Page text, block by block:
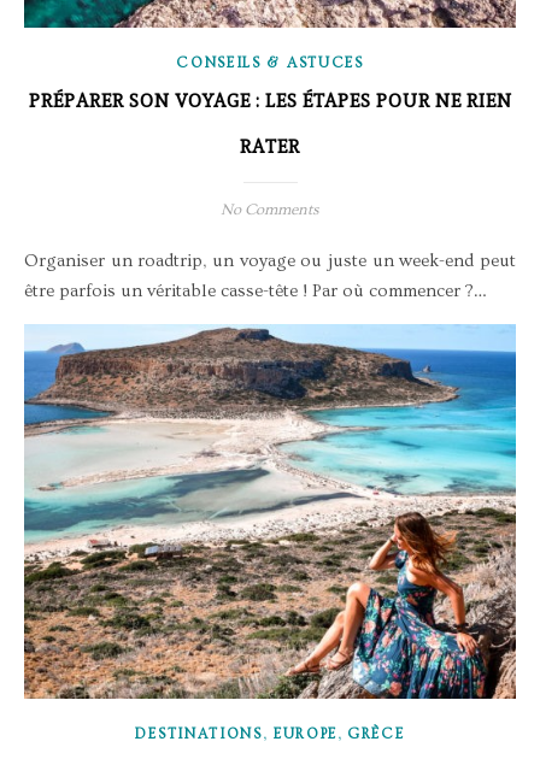
CONSEILS & ASTUCES
PRÉPARER SON VOYAGE : LES ÉTAPES POUR NE RIEN
RATER
No Comments
Organiser un roadtrip, un voyage ou juste un week-end peut
être parfois un véritable casse-tête ! Par où commencer ?…
DESTINATIONS, EUROPE,GRÈCE